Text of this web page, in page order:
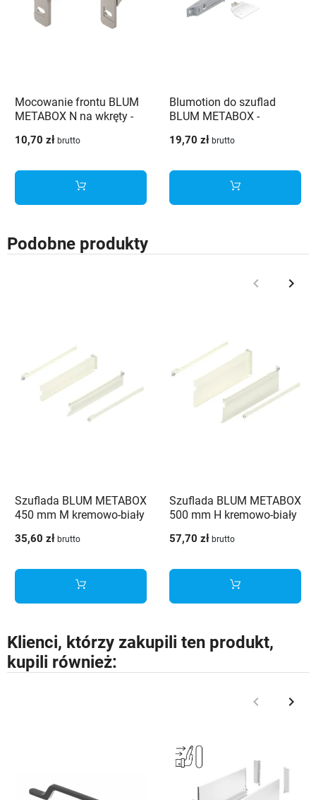
Mocowanie frontu BLUM
METABOX N na wkręty -
10,70 zł brutto
Blumotion do szuflad
BLUM METABOX -
19,70 zł brutto
Podobne produkty
Poprzedni
keyboard_arrow_left keyboard_arrow_right
Szuflada BLUM METABOX
450 mm M kremowo-biały
35,60 zł brutto
Szuflada BLUM METABOX
500 mm H kremowo-biały
57,70 zł brutto
Klienci, którzy zakupili ten produkt,
kupili również:
Poprzedni
keyboard_arrow_left keyboard_arrow_right